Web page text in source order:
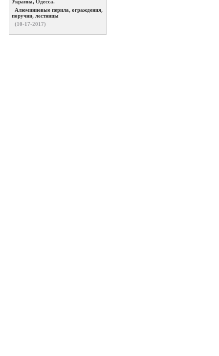
Украина, Одесса.
Алюминиевые перила, ограждения,
поручни, лестницы
(10-17-2017)